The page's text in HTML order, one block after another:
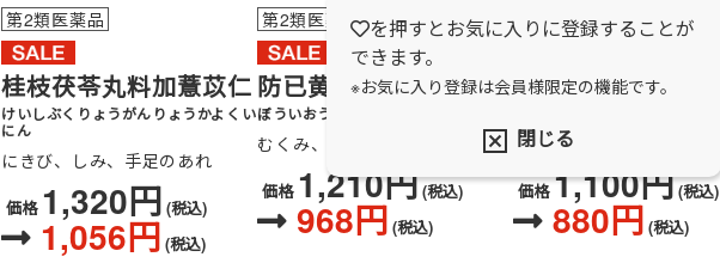
を押すとお気に入りに登録することが
できます。
※お気に入り登録は会員様限定の機能です。
閉じる
桂枝茯苓丸料加薏苡仁
けいしぶくりょうがんりょうかよくい
にん
第2類医薬品
にきび、しみ、手足のあれ
価格 1,320円 (税込)
1,056円 (税込)
防已黄耆湯
ぼういおうぎとう
第2類医薬品
むくみ、肥満症、多汗症
価格 1,210円 (税込)
968円 (税込)
サマレスゼリー
第2類医薬品
軽い熱中症、からぜき
価格 1,100円 (税込)
880円 (税込)